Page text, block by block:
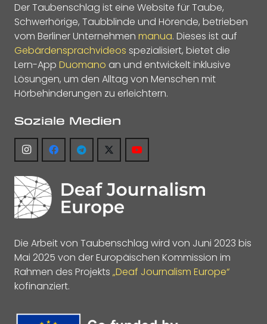
Der Taubenschlag ist eine Website für Taube,
Schwerhörige, Taubblinde und Hörende, betrieben
vom Berliner Unternehmen manua. Dieses ist auf
Gebärdensprachvideos spezialisiert, bietet die
Lern-App Duomano an und entwickelt inklusive
Lösungen, um den Alltag von Menschen mit
Hörbehinderungen zu erleichtern.
Soziale Medien
Die Arbeit von Taubenschlag wird von Juni 2023 bis
Mai 2025 von der Europäischen Kommission im
Rahmen des Projekts „Deaf Journalism Europe“
kofinanziert.